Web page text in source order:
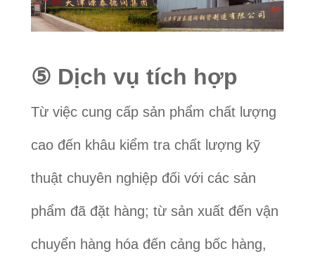
⑤ Dịch vụ tích hợp
Từ việc cung cấp sản phẩm chất lượng
cao đến khâu kiểm tra chất lượng kỹ
thuật chuyên nghiệp đối với các sản
phẩm đã đặt hàng; từ sản xuất đến vận
chuyển hàng hóa đến cảng bốc hàng,